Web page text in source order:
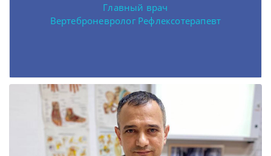
Главный врач
Вертеброневролог Рефлексотерапевт